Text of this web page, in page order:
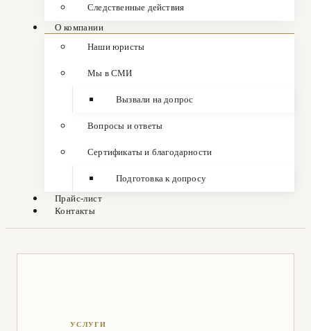
Следственные действия
О компании
Наши юристы
Мы в СМИ
Вызвали на допрос
Вопросы и ответы
Сертификаты и благодарности
Подготовка к допросу
Прайс-лист
Контакты